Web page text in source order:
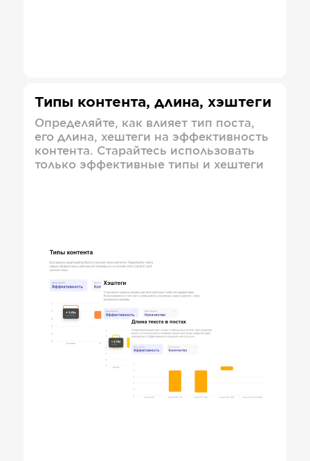
Типы контента, длина, хэштеги
Определяйте, как влияет тип поста,
его длина, хештеги на эффективность
контента. Старайтесь использовать
только эффективные типы и хештеги